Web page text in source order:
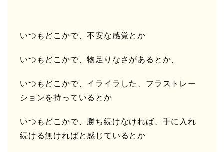
いつもどこかで、不安な感覚とか
いつもどこかで、物足りなさがあるとか、
いつもどこかで、イライラした、フラストレー
ションを持っているとか
いつもどこかで、勝ち続けなければ、手に入れ
続ける無ければと感じているとか